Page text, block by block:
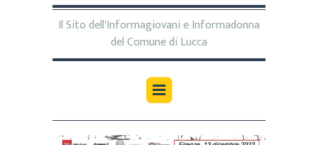
Il Sito dell'Informagiovani e Informadonna
del Comune di Lucca